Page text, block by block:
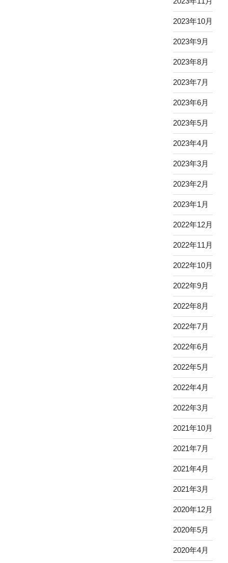
2023年10月
2023年9月
2023年8月
2023年7月
2023年6月
2023年5月
2023年4月
2023年3月
2023年2月
2023年1月
2022年12月
2022年11月
2022年10月
2022年9月
2022年8月
2022年7月
2022年6月
2022年5月
2022年4月
2022年3月
2021年10月
2021年7月
2021年4月
2021年3月
2020年12月
2020年5月
2020年4月